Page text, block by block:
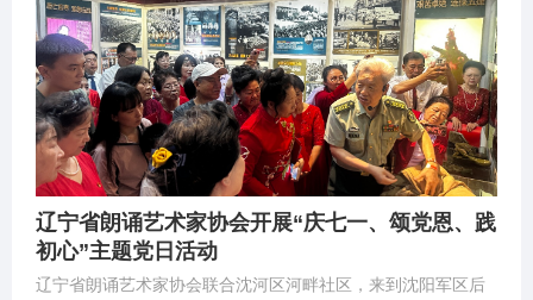
辽宁省朗诵艺术家协会开展“庆七一、颂党恩、践
初心”主题党日活动
辽宁省朗诵艺术家协会联合沈河区河畔社区，来到沈阳军区后